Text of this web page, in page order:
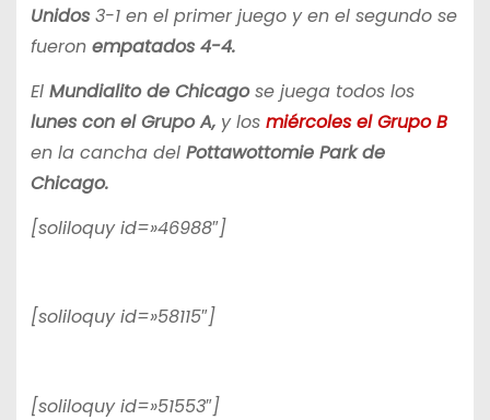
Unidos3-1 en el primer juego y en el segundo se
fueron empatados 4-4.
El Mundialito de Chicagose juega todos los
lunes con el Grupo A,y los miércoles el Grupo B
en la cancha del Pottawottomie Park de
Chicago.
[soliloquy id=»46988″]
[soliloquy id=»58115″]
[soliloquy id=»51553″]